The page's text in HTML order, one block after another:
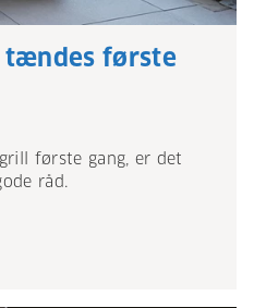
tændes første
første gang, er det
råd.